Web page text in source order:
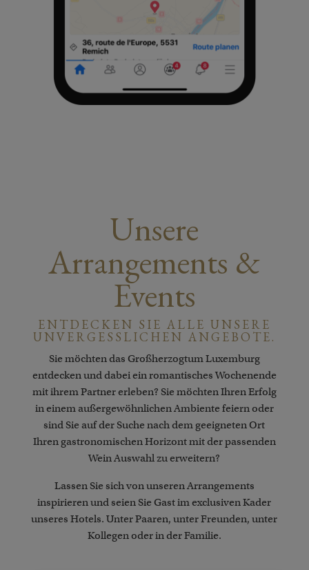
Unsere
Arrangements &
Events
ENTDECKEN SIE ALLE UNSERE
UNVERGESSLICHEN ANGEBOTE.
Sie möchten das Großherzogtum Luxemburg
entdecken und dabei ein romantisches Wochenende
mit ihrem Partner erleben? Sie möchten Ihren Erfolg
in einem außergewöhnlichen Ambiente feiern oder
sind Sie auf der Suche nach dem geeigneten Ort
Ihren gastronomischen Horizont mit der passenden
Wein Auswahl zu erweitern?
Lassen Sie sich von unseren Arrangements
inspirieren und seien Sie Gast im exclusiven Kader
unseres Hotels. Unter Paaren, unter Freunden, unter
Kollegen oder in der Familie.